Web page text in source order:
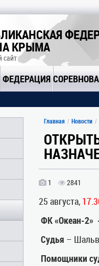
КРЫМА
сайт
ФЕДЕРАЦИЯ
Главная Новости
1 2841
25 августа,
ФК «Океан-
Судья –
Помощники